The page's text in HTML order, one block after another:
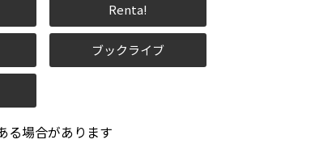
Renta!
ブックライブ
る場合があります